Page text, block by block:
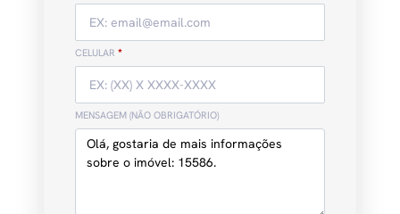
CELULAR *
MENSAGEM (NÃO OBRIGATÓRIO)